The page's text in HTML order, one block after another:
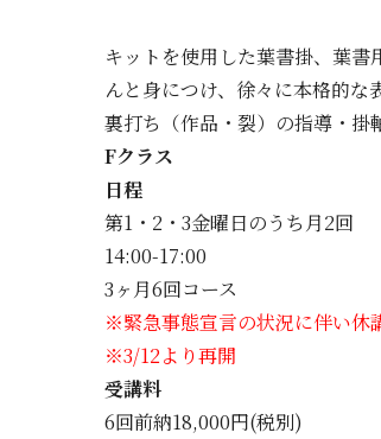
キットを使用した葉書掛、葉
んと身につけ、徐々に本格的な
裏打ち（作品・裂）の指導・掛
Fクラス
日程
第1・2・3金曜日のうち月2回
14:00-17:00
3ヶ月6回コース
※緊急事態宣言の状況に伴い休
※3/12より再開
受講料
6回前納18,000円(税別)